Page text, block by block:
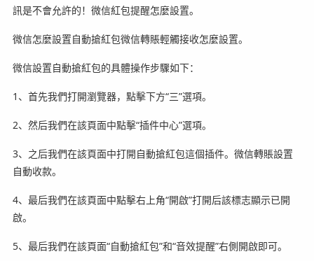
訊是不會允許的！微信紅包提醒怎麼設置。
微信怎麼設置自動搶紅包微信轉賬輕觸接收怎麼設置。
微信設置自動搶紅包的具體操作步驟如下：
1、首先我們打開瀏覽器，點擊下方“三”選項。
2、然后我們在該頁面中點擊“插件中心”選項。
3、之后我們在該頁面中打開自動搶紅包這個插件。微信轉賬設置
自動收款。
4、最后我們在該頁面中點擊右上角“開啟”打開后該標志顯示已開
啟。
5、最后我們在該頁面“自動搶紅包”和“音效提醒”右側開啟即可。